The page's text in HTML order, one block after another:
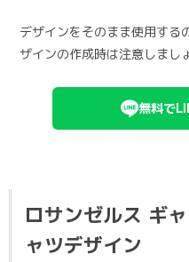
デザインをそのまま使用する
ザインの作成時は注意しまし
無料で
ロサンゼルス ギ
ャツデザイン